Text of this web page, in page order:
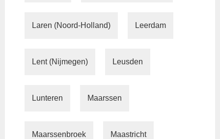
Laren (Noord-Holland) Leerdam
Lent (Nijmegen) Leusden
Lunteren Maarssen
Maarssenbroek Maastricht